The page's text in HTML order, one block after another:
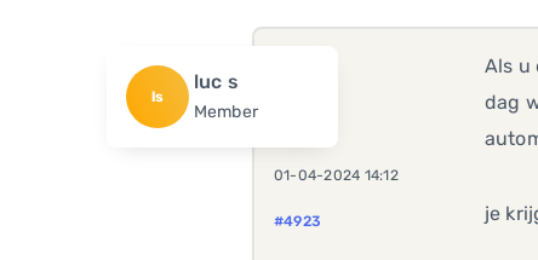
ls
luc s
Member
01-04-2024 14:12
#4923
Als u
dag
je